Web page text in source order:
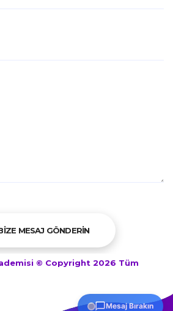
MESAJ GÖNDERİN
© Copyright 2026 Tüm
Mesaj Bırakın